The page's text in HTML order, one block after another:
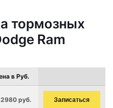
тормозных
Ram
в Руб.
руб. Записаться